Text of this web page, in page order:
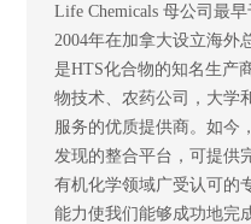
Life Chemicals 母公司最
2004年在加拿大设立海外
是HTS化合物的知名生产
物技术、农药公司，大学
服务的优质提供商。如今
发现的整合平台，可提供
有机化学领域广受认可的
能力使我们能够成功地完